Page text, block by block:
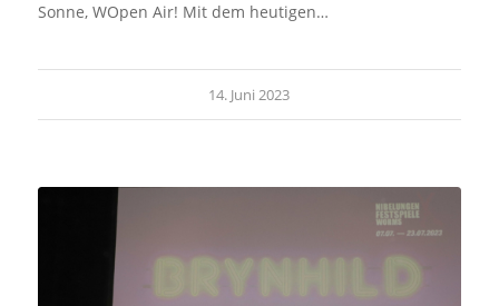
Sonne, WOpen Air! Mit dem heutigen…
14. Juni 2023